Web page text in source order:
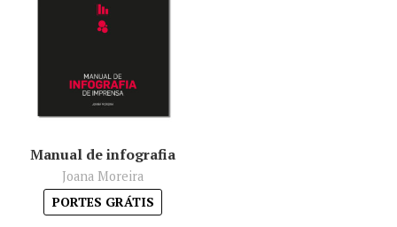
Manual de infografia
Joana Moreira
PORTES GRÁTIS